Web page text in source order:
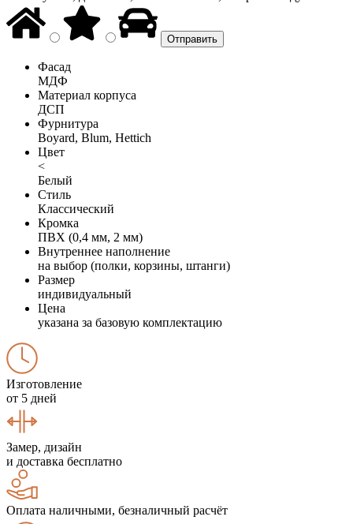
Фасад
МДФ
Материал корпуса
ДСП
Фурнитура
Boyard, Blum, Hettich
Цвет
<
Белый
Стиль
Классический
Кромка
ПВХ (0,4 мм, 2 мм)
Внутреннее наполнение
на выбор (полки, корзины, штанги)
Размер
индивидуальный
Цена
указана за базовую комплектацию
Изготовление
от 5 дней
Замер, дизайн
и доставка бесплатно
Оплата наличными, безналичный расчёт